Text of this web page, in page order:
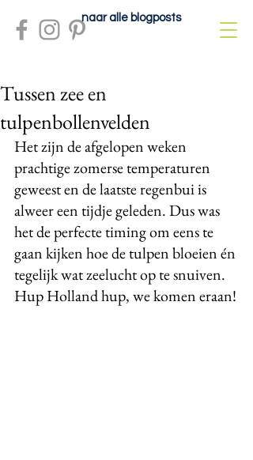
naar alle blogposts
Tussen zee en
tulpenbollenvelden
Het zijn de afgelopen weken
prachtige zomerse temperaturen
geweest en de laatste regenbui is
alweer een tijdje geleden. Dus was
het de perfecte timing om eens te
gaan kijken hoe de tulpen bloeien én
tegelijk wat zeelucht op te snuiven.
Hup Holland hup, we komen eraan!